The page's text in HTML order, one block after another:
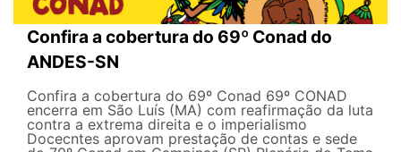
Confira a cobertura do 69º Conad do
ANDES-SN
Confira a cobertura do 69º Conad 69º CONAD
encerra em São Luís (MA) com reafirmação da luta
contra a extrema direita e o imperialismo
Docecntes aprovam prestação de contas e sede